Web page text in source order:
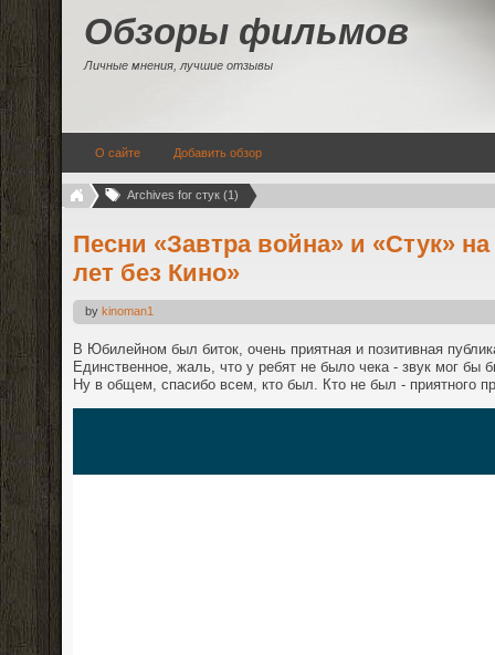
Обзоры фильмов
Личные мнения, лучшие отзывы
О сайте Добавить обзор
Archives for стук (1)
Песни «Завтра война» и «Стук»
лет без Кино»
by kinoman1
В Юбилейном был биток, очень приятная и позитивная
Единственное, жаль, что у ребят не было чека - звук мог бы
Ну в общем, спасибо всем, кто был. Кто не был - приятного